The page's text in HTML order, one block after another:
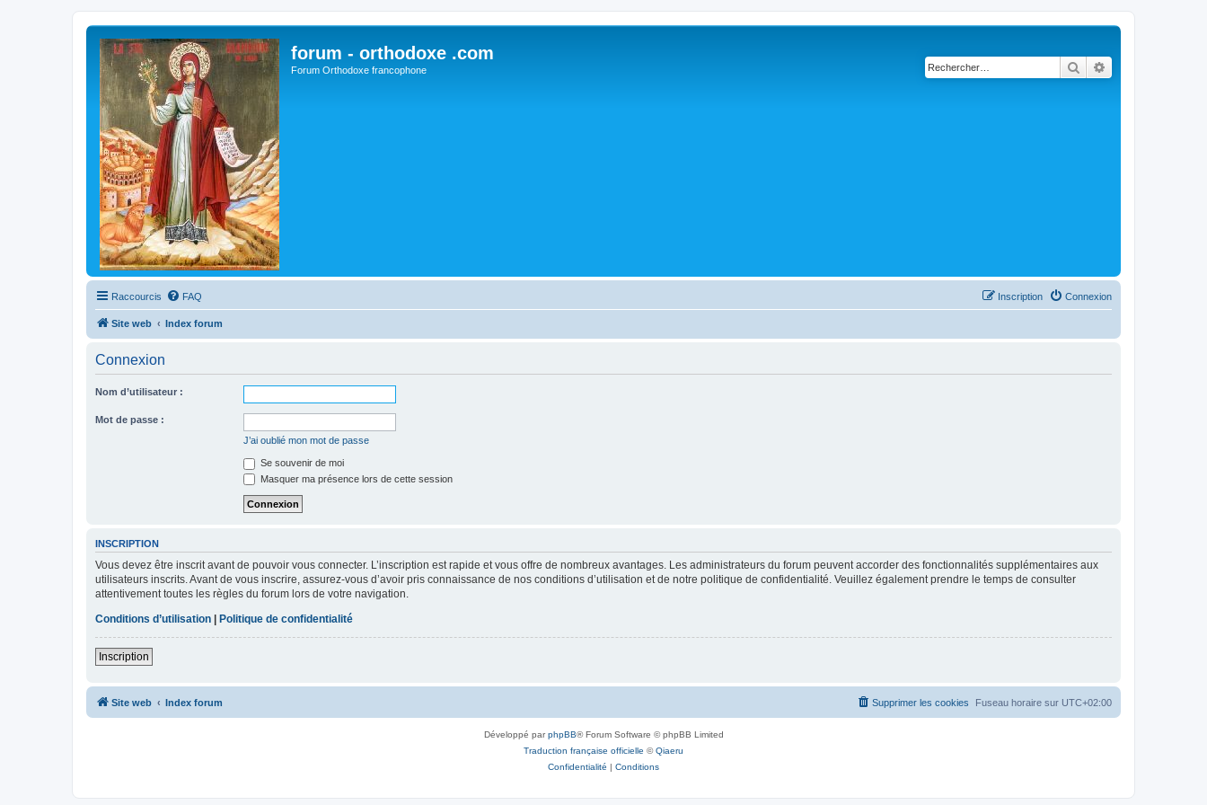
forum - orthodoxe .com
Forum Orthodoxe francophone Rechercher
Raccourcis FAQ Connexion
Inscription
Site web Index forum
Connexion
Nom d’utilisateur :
Mot de passe :
J’ai oublié mon mot de passe
Se souvenir de moi
Masquer ma présence lors de cette session
INSCRIPTION
Vous devez être inscrit avant de pouvoir vous connecter. L’inscription est rapide et vous offre de nombreux avantages. Les administrateurs du forum peuvent accorder des fonctionnalités supplémentaires aux
utilisateurs inscrits. Avant de vous inscrire, assurez-vous d’avoir pris connaissance de nos conditions d’utilisation et de notre politique de confidentialité. Veuillez également prendre le temps de consulter
attentivement toutes les règles du forum lors de votre navigation.
Conditions d’utilisation | Politique de confidentialité
Inscription
Site web Index forum Fuseau horaire sur UTC+02:00
Supprimer les cookies
Développé parphpBB® Forum Software © phpBB Limited
Traduction française officielle ©Qiaeru
Confidentialité | Conditions